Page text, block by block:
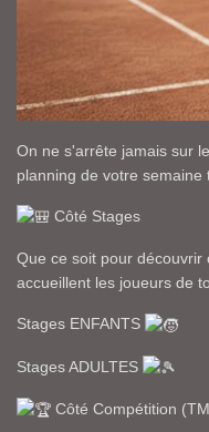
On ne s'arrête jamais sur
planning de votre semaine
Côté Stages
Que ce soit pour découvrir
accueillent les joueurs de
Stages ENFANTS
Stages ADULTES
Côté Compétition